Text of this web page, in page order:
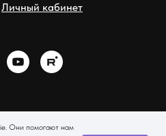
Они помогают нам
Личный кабинет
63